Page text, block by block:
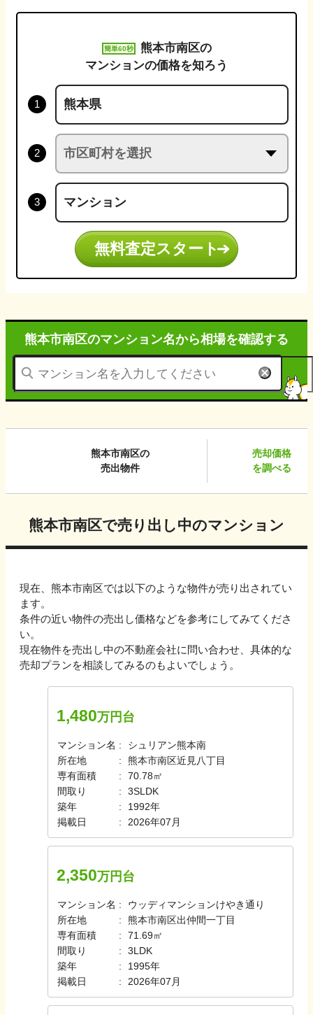
簡単60秒 熊本市南区の
マンションの価格を知ろう
無料査定スタート
熊本市南区のマンション名から相場を確認する
熊本市南区の
売出物件
売却価格
を調べる
熊本市南区で売り出し中のマンション
現在、 熊本市南区では以下のような物件が売り出されてい
ます。
条件の近い物件の売出し価格などを参考にしてみてくださ
い。
現在物件を売出し中の不動産会社に問い合わせ、具体的な
売却プランを相談してみるのもよいでしょう。
1,480万円台
マンション名
シュリアン熊本南
所在地
熊本市南区近見八丁目
専有面積
70.78㎡
間取り
3SLDK
築年
1992年
掲載日
2026年07月
2,350万円台
マンション名
ウッディマンションけやき通り
所在地
熊本市南区出仲間一丁目
専有面積
71.69㎡
間取り
3LDK
築年
1995年
掲載日
2026年07月